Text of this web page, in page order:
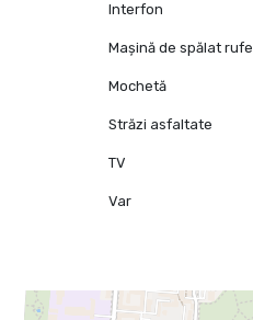
Interfon
Mașină de spălat rufe
Mochetă
Străzi asfaltate
TV
Var